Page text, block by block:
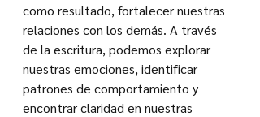
como resultado, fortalecer nuestras
relaciones con los demás. A través
de la escritura, podemos explorar
nuestras emociones, identificar
patrones de comportamiento y
encontrar claridad en nuestras